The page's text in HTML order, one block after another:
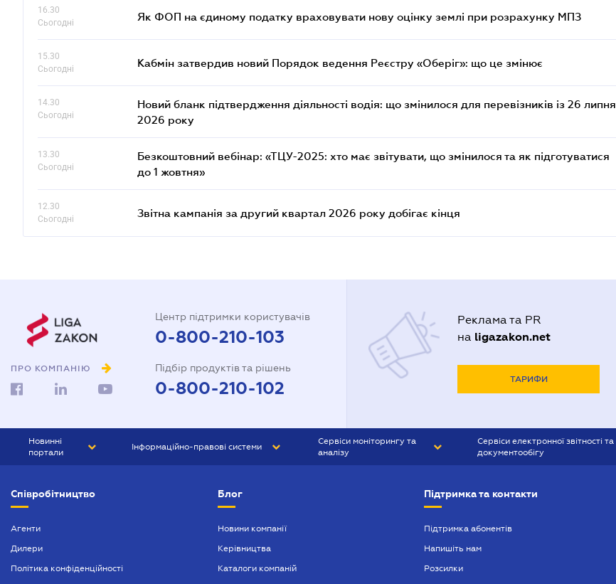
16.30
Сьогодні
Як ФОП на єдиному податку враховувати нову оцінку землі при розрахунку МПЗ
15.30
Сьогодні
Кабмін затвердив новий Порядок ведення Реєстру «Оберіг»: що це змінює
14.30
Сьогодні
Новий бланк підтвердження діяльності водія: що змінилося для перевізників із 26 липня
2026 року
13.30
Сьогодні
Безкоштовний вебінар: «ТЦУ-2025: хто має звітувати, що змінилося та як підготуватися
до 1 жовтня»
12.30
Сьогодні
Звітна кампанія за другий квартал 2026 року добігає кінця
ПРО КОМПАНІЮ
Центр підтримки користувачів
0-800-210-103
Підбір продуктів та рішень
0-800-210-102
Реклама та PR
на ligazakon.net
ТАРИФИ
Новинні
портали
БІЗНЕС
Інформаційно-правові системи
БУХГАЛТЕР ПРОФ
Сервіси моніторингу та
аналізу
Сервіси електронної звітності та
документообігу
Співробітництво
Агенти
Дилери
Політика конфіденційності
Блог
Новини компанії
Керівництва
Каталоги компаній
Підтримка та контакти
Підтримка абонентів
Напишіть нам
Розсилки